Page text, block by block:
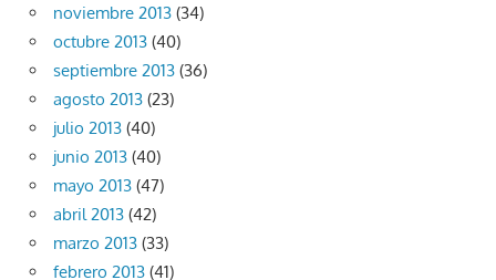
noviembre 2013 (34)
octubre 2013 (40)
septiembre 2013 (36)
agosto 2013 (23)
julio 2013 (40)
junio 2013 (40)
mayo 2013 (47)
abril 2013 (42)
marzo 2013 (33)
febrero 2013 (41)